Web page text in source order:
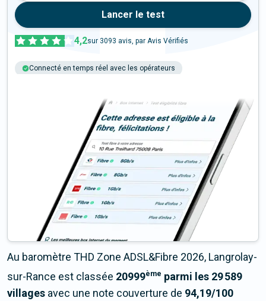
Lancer le test
4,2sur 3093 avis, par Avis Vérifiés
Connecté en temps réel avec les opérateurs
Au baromètre THD Zone ADSL&Fibre 2026, Langrolay-
sur-Rance est classée 20999ème parmi les 29 589
villages avec une note couverture de 94,19/100